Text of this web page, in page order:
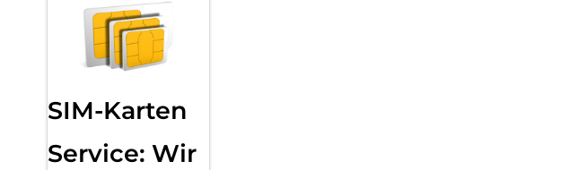
SIM-Karten
Service: Wir